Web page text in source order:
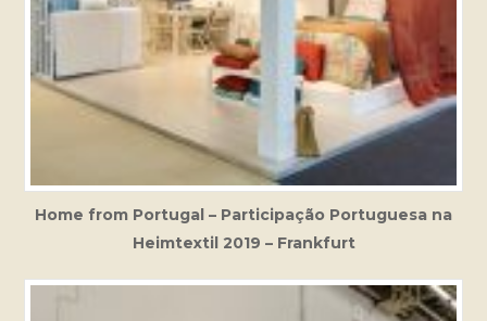
Home from Portugal – Participação Portuguesa na
Heimtextil 2019 – Frankfurt